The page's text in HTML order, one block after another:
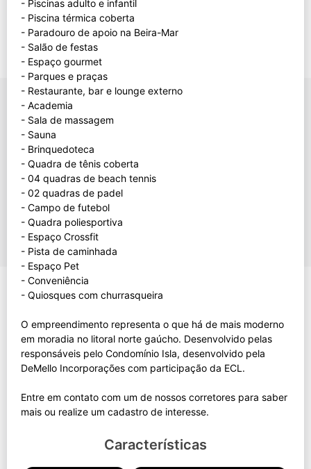
- Piscinas adulto e infantil
- Piscina térmica coberta
- Paradouro de apoio na Beira-Mar
- Salão de festas
- Espaço gourmet
- Parques e praças
- Restaurante, bar e lounge externo
- Academia
- Sala de massagem
- Sauna
- Brinquedoteca
- Quadra de tênis coberta
- 04 quadras de beach tennis
- 02 quadras de padel
- Campo de futebol
- Quadra poliesportiva
- Espaço Crossfit
- Pista de caminhada
- Espaço Pet
- Conveniência
- Quiosques com churrasqueira
O empreendimento representa o que há de mais moderno
em moradia no litoral norte gaúcho. Desenvolvido pelas
responsáveis pelo Condomínio Isla, desenvolvido pela
DeMello Incorporações com participação da ECL.
Entre em contato com um de nossos corretores para saber
Características